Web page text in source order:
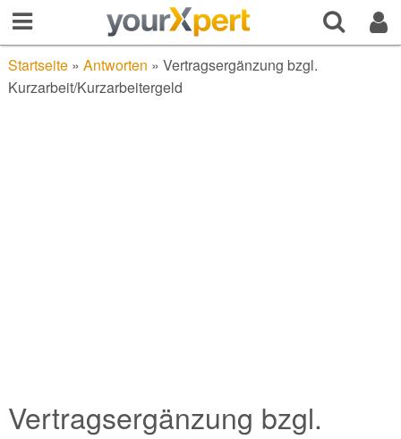
Startseite» Antworten » Vertragsergänzung bzgl.
Kurzarbeit/Kurzarbeitergeld
Vertragsergänzung bzgl.